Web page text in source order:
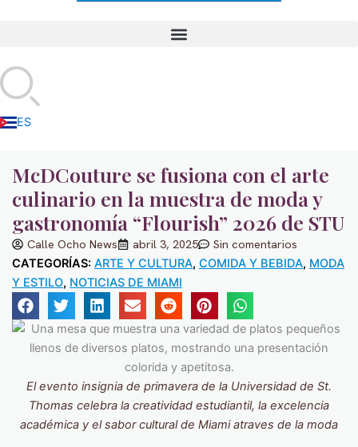
ES
EN
McDCouture se fusiona con el arte
culinario en la muestra de moda y
gastronomía “Flourish” 2026 de STU
Calle Ocho News abril 3, 2025 Sin comentarios
CATEGORÍAS: ARTE Y CULTURA, COMIDA Y BEBIDA, MODA
Y ESTILO, NOTICIAS DE MIAMI
El evento insignia de primavera de la Universidad de St.
Thomas celebra la creatividad estudiantil, la excelencia
académica y el sabor cultural de Miami atraves de la moda